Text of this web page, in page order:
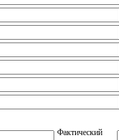
Фактический